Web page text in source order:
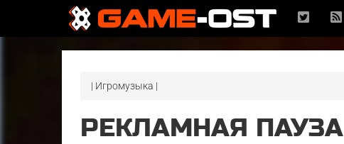
| Игромузыка |
РЕКЛАМНАЯ ПАУЗА